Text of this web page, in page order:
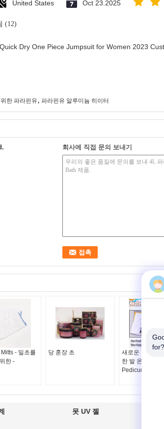
United States Oct 23.2025
(12)
Dry One Piece Jumpsuit for Women 2023
한 파라핀유, 파라핀유 알루미늄 히이터
회사에 직접 문의 보내기
- 밀초를
한 -
당 훈장 초
새로운 전기 노
한 발 온열 장치
Pedicure 온천장
못 UV 젤
for?